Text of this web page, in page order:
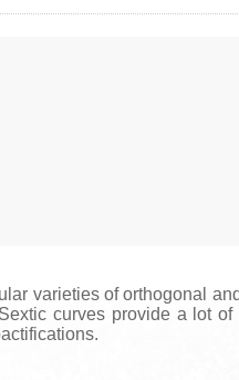
varieties of orthogonal
curves provide a lot